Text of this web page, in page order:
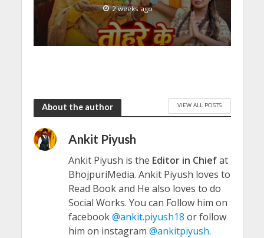
2 weeks ago
About the author VIEW ALL POSTS
Ankit Piyush
Ankit Piyush is the Editor in Chiefat
BhojpuriMedia. Ankit Piyush loves to
Read Book and He also loves to do
Social Works. You can Follow him on
facebook@ankit.piyush18 or follow
him on instagram @ankitpiyush.